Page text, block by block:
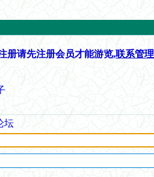
册请先注册会员才能游览,联系管理
坛